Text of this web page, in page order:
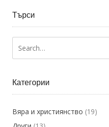
Търси
Категории
Вяра и християнство (19)